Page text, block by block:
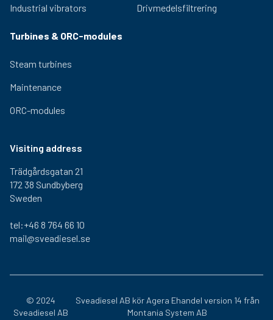
Industrial vibrators
Drivmedelsfiltrering
Turbines & ORC-modules
Steam turbines
Maintenance
ORC-modules
Visiting address
Trädgårdsgatan 21
172 38 Sundbyberg
Sweden
tel:+46 8 764 66 10
mail@sveadiesel.se
© 2024
Sveadiesel AB
Sveadiesel AB kör Agera Ehandel version 14 från
Montania System AB